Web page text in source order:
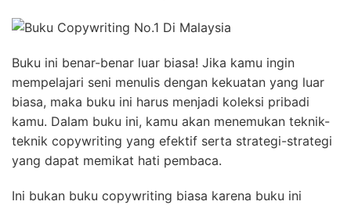
Buku ini benar-benar luar biasa! Jika kamu ingin
mempelajari seni menulis dengan kekuatan yang luar
biasa, maka buku ini harus menjadi koleksi pribadi
kamu. Dalam buku ini, kamu akan menemukan teknik-
teknik copywriting yang efektif serta strategi-strategi
yang dapat memikat hati pembaca.
Ini bukan buku copywriting biasa karena buku ini